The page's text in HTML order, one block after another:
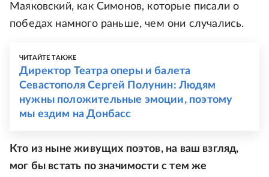
Маяковский, как Симонов, которые писали о
победах намного раньше, чем они случались.
ЧИТАЙТЕ ТАКЖЕ
Директор Театра оперы и балета
Севастополя Сергей Полунин: Людям
нужны положительные эмоции, поэтому
мы ездим на Донбасс
Кто из ныне живущих поэтов, на ваш взгляд,
мог бы встать по значимости с тем же